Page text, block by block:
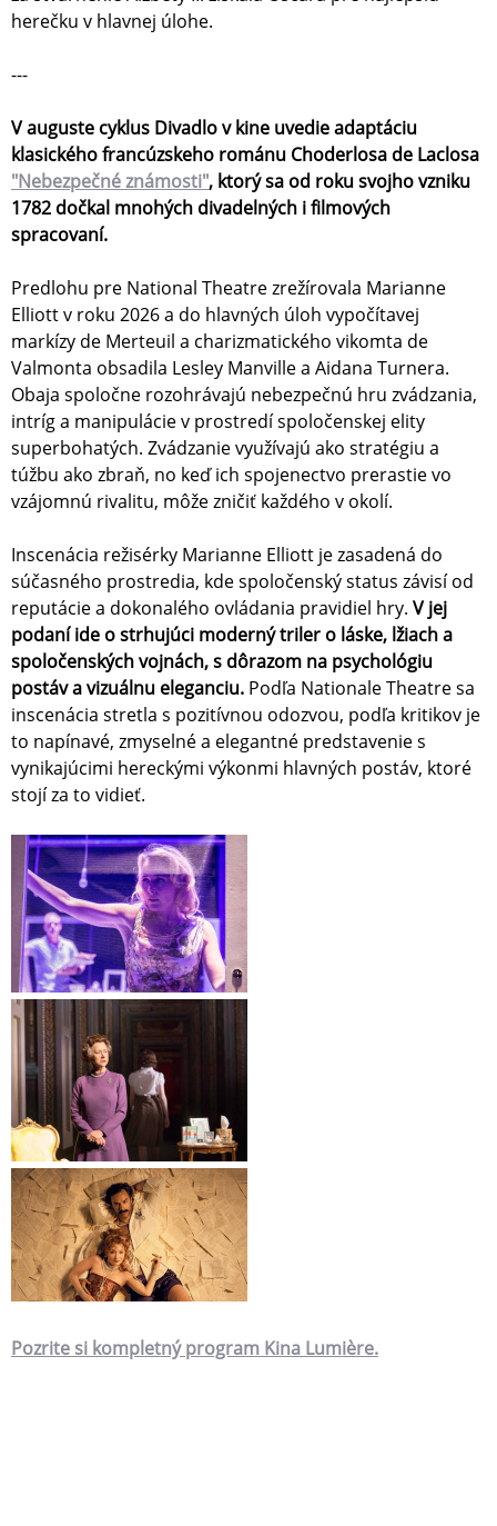
herečku v hlavnej úlohe.
---
V auguste cyklus Divadlo v kine uvedie adaptáciu
klasického francúzskeho románu Choderlosa de Laclosa
"Nebezpečné známosti", ktorý sa od roku svojho vzniku
1782 dočkal mnohých divadelných i filmových
spracovaní.
Predlohu pre National Theatre zrežírovala Marianne
Elliott v roku 2026 a do hlavných úloh vypočítavej
markízy de Merteuil a charizmatického vikomta de
Valmonta obsadila Lesley Manville a Aidana Turnera.
Obaja spoločne rozohrávajú nebezpečnú hru zvádzania,
intríg a manipulácie v prostredí spoločenskej elity
superbohatých. Zvádzanie využívajú ako stratégiu a
túžbu ako zbraň, no keď ich spojenectvo prerastie vo
vzájomnú rivalitu, môže zničiť každého v okolí.
Inscenácia režisérky Marianne Elliott je zasadená do
súčasného prostredia, kde spoločenský status závisí od
reputácie a dokonalého ovládania pravidiel hry. V jej
podaní ide o strhujúci moderný triler o láske, lžiach a
spoločenských vojnách, s dôrazom na psychológiu
postáv a vizuálnu eleganciu. Podľa Nationale Theatre sa
inscenácia stretla s pozitívnou odozvou, podľa kritikov je
to napínavé, zmyselné a elegantné predstavenie s
vynikajúcimi hereckými výkonmi hlavných postáv, ktoré
stojí za to vidieť.
Pozrite si kompletný program Kina Lumière.